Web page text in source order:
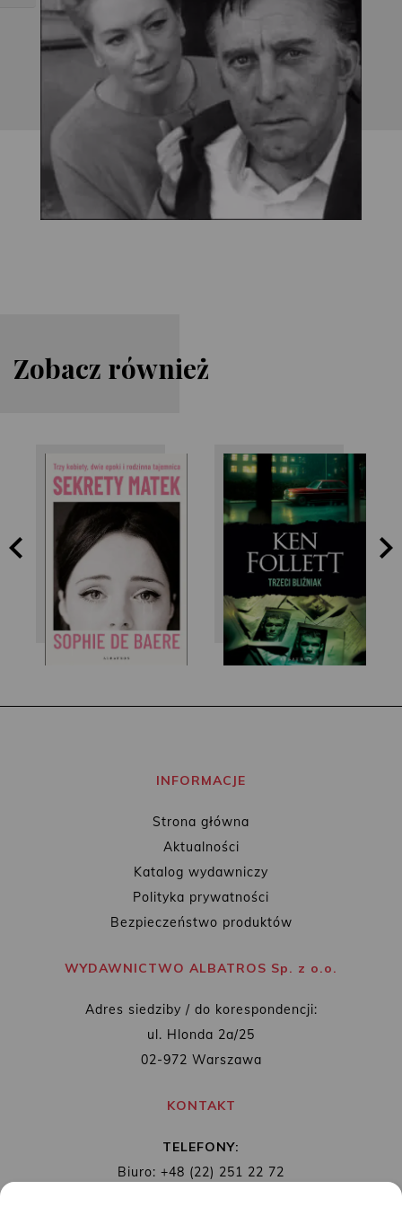
Zobacz również
Sophie de Baere Ken Follett
INFORMACJE
Strona główna
Aktualności
Katalog wydawniczy
Polityka prywatności
Bezpieczeństwo produktów
WYDAWNICTWO ALBATROS Sp. z o.o.
Adres siedziby / do korespondencji:
ul. Hlonda 2a/25
02-972 Warszawa
KONTAKT
TELEFONY:
Biuro: +48 (22) 251 22 72